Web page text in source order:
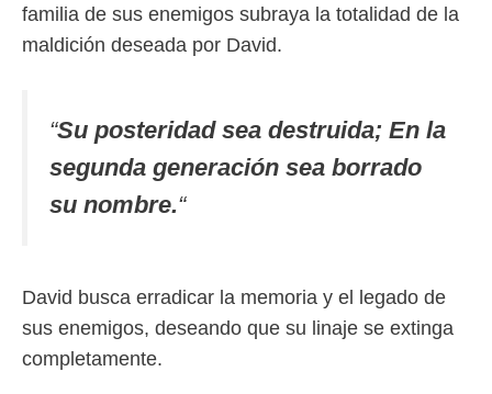
familia de sus enemigos subraya la totalidad de la
maldición deseada por David.
“Su posteridad sea destruida; En la
segunda generación sea borrado
su nombre.“
David busca erradicar la memoria y el legado de
sus enemigos, deseando que su linaje se extinga
completamente.